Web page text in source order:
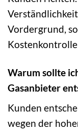
Vordergrund,
Warum sollte
Gasanbieter
Kunden
wegen der